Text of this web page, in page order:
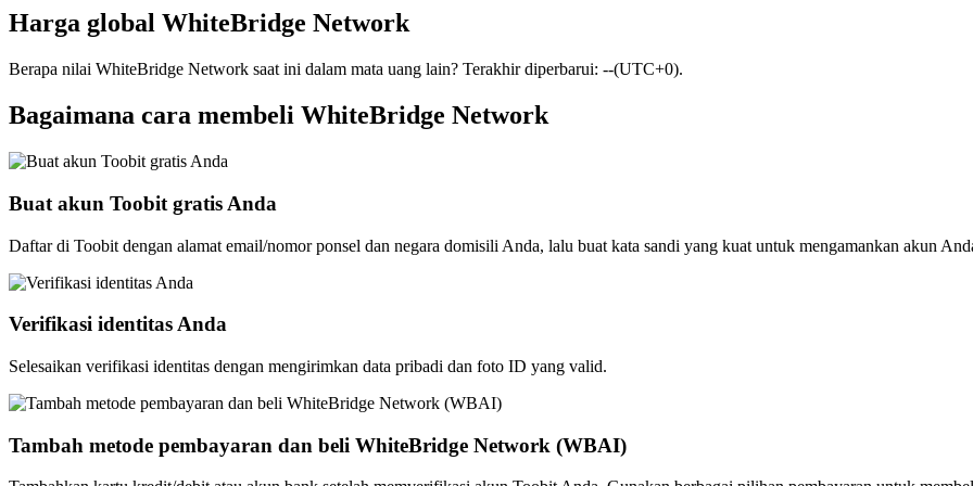
Harga global WhiteBridge Network
Berapa nilai WhiteBridge Network saat ini dalam mata uang lain? Terakhir diperbarui: --(UTC+0).
Bagaimana cara membeli WhiteBridge Network
Buat akun Toobit gratis Anda
Daftar di Toobit dengan alamat email/nomor ponsel dan negara domisili Anda, lalu buat kata sandi yang kuat untuk mengamankan akun
Verifikasi identitas Anda
Selesaikan verifikasi identitas dengan mengirimkan data pribadi dan foto ID yang valid.
Tambah metode pembayaran dan beli WhiteBridge Network (WBAI)